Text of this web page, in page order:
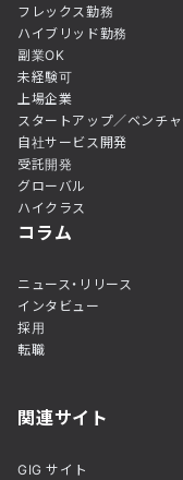
フレックス勤務
ハイブリッド勤務
副業OK
未経験可
上場企業
スタートアップ／ベンチ
自社サービス開発
受託開発
グローバル
ハイクラス
コラム
ニュース・リリース
インタビュー
採用
転職
関連サイト
GIG サイト